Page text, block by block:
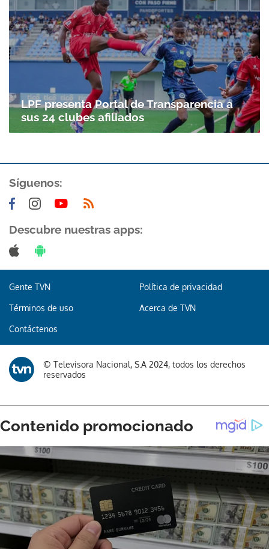
LPF presenta Portal de Transparencia a
sus 24 clubes afiliados
Síguenos:
Descubre nuestras apps:
Gente TVN Política de privacidad
Términos de uso Acerca de TVN
Contáctenos
© Televisora Nacional, S.A 2024, todos los derechos
reservados